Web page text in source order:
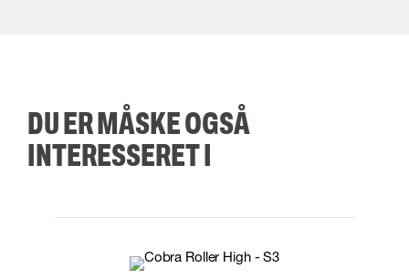
DU ER MÅSKE OGSÅ
INTERESSERET I
38